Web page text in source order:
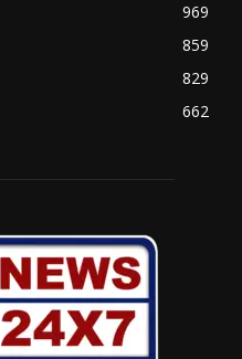
969
859
829
662